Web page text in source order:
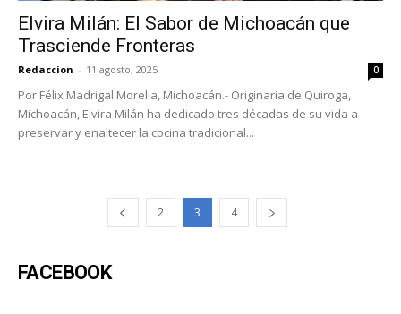
Elvira Milán: El Sabor de Michoacán que
Trasciende Fronteras
Redaccion - 11 agosto, 2025 0
Por Félix Madrigal Morelia, Michoacán.- Originaria de Quiroga,
Michoacán, Elvira Milán ha dedicado tres décadas de su vida a
preservar y enaltecer la cocina tradicional...
2 3 4
FACEBOOK